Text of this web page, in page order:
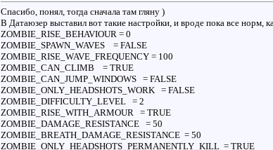
Спасибо, понял, тогда сначала там гляну )
В Датаюзер выставил вот такие настройки, и вроде пока все
ZOMBIE_RISE_BEHAVIOUR = 0
ZOMBIE_SPAWN_WAVES = FALSE
ZOMBIE_RISE_WAVE_FREQUENCY = 100
ZOMBIE_CAN_CLIMB = TRUE
ZOMBIE_CAN_JUMP_WINDOWS = FALSE
ZOMBIE_ONLY_HEADSHOTS_WORK = FALSE
ZOMBIE_DIFFICULTY_LEVEL = 2
ZOMBIE_RISE_WITH_ARMOUR = TRUE
ZOMBIE_DAMAGE_RESISTANCE = 50
ZOMBIE_BREATH_DAMAGE_RESISTANCE = 50
ZOMBIE_ONLY_HEADSHOTS_PERMANENTLY_KILL = TRUE